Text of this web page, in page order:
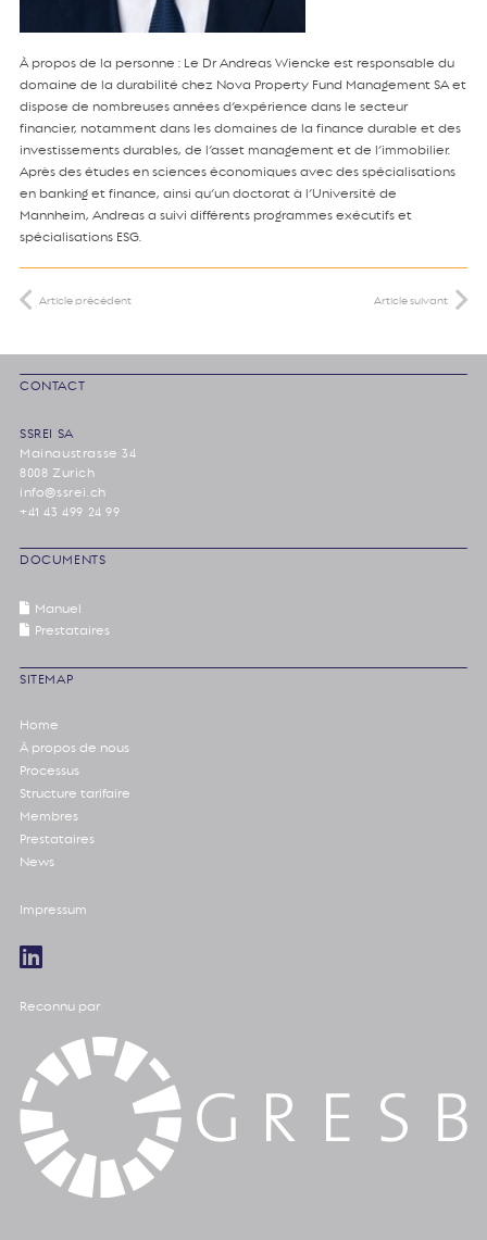
À propos de la personne : Le Dr Andreas Wiencke est responsable du
domaine de la durabilité chez Nova Property Fund Management SA et
dispose de nombreuses années d’expérience dans le secteur
financier, notamment dans les domaines de la finance durable et des
investissements durables, de l’asset management et de l’immobilier.
Après des études en sciences économiques avec des spécialisations
en banking et finance, ainsi qu’un doctorat à l’Université de
Mannheim, Andreas a suivi différents programmes exécutifs et
spécialisations ESG.
Article précédent Article suivant
CONTACT
SSREI SA
Mainaustrasse 34
8008 Zurich
info@ssrei.ch
+41 43 499 24 99
DOCUMENTS
Manuel
Prestataires
SITEMAP
Home
À propos de nous
Processus
Structure tarifaire
Membres
Prestataires
News
Impressum
Reconnu par